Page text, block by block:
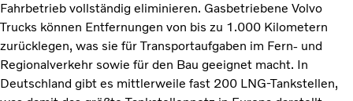
Fahrbetrieb vollständig eliminieren. Gasbetriebene Volvo
Trucks können Entfernungen von bis zu 1.000 Kilometern
zurücklegen, was sie für Transportaufgaben im Fern- und
Regionalverkehr sowie für den Bau geeignet macht. In
Deutschland gibt es mittlerweile fast 200 LNG-Tankstellen,